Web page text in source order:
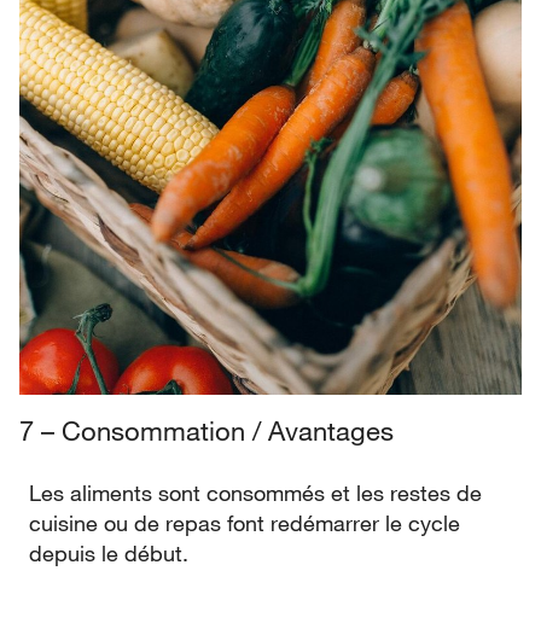
7 – Consommation / Avantages
Les aliments sont consommés et les restes de
cuisine ou de repas font redémarrer le cycle
depuis le début.